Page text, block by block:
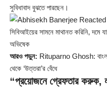
সুবিধাবাদ বুঝতে পারছেন।
আরও পড়ুন: Rituparno Ghosh: বাংলা
থেকে ‘উত্তরা’র বেঁধে
“প্রয়োজনে গ্রেফতার করুক,